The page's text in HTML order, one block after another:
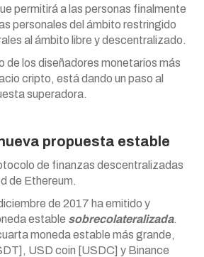
permitirá a las personas finalmente
personales del ámbito restringido
al ámbito libre y descentralizado.
de los diseñadores monetarios más
cripto, está dando un paso al
superadora.
propuesta estable
de finanzas descentralizadas
de Ethereum.
de 2017 ha emitido y
estable sobrecolateralizada.
moneda estable más grande,
USD coin [USDC] y Binance